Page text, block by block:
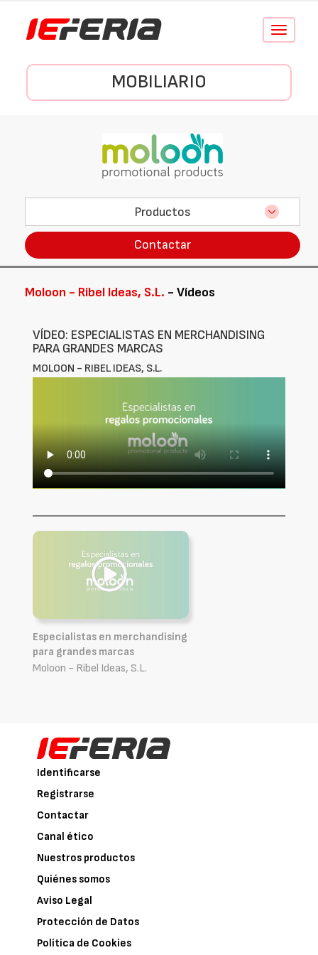
Conmutar
MOBILIARIO
Productos
Contactar
Moloon - Ribel Ideas, S.L. - Vídeos
VÍDEO: ESPECIALISTAS EN MERCHANDISING
PARA GRANDES MARCAS
MOLOON - RIBEL IDEAS, S.L.
Especialistas en merchandising
para grandes marcas
Moloon - Ribel Ideas, S.L.
Identificarse
Registrarse
Contactar
Canal ético
Nuestros productos
Quiénes somos
Aviso Legal
Protección de Datos
Política de Cookies